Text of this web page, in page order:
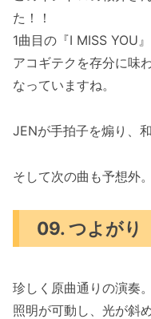
た！！
1曲目の『I MISS YOU
アコギテクを存分に味
なっていますね。
JENが手拍子を煽り、
そして次の曲も予想外。
09. つよがり
珍しく原曲通りの演奏。
照明が可動し、光が斜